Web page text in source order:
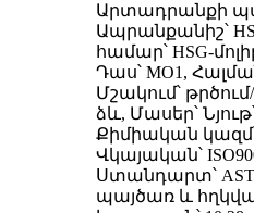
Արտադրանքի
Ապրանքանիշ՝
համար՝ HSG-
Դաս՝ MO1,
Մշակում՝
ձև, Մասեր՝
Քիմիական կազմ՝
Վկայական՝
Ստանդարտ՝
պայծառ և